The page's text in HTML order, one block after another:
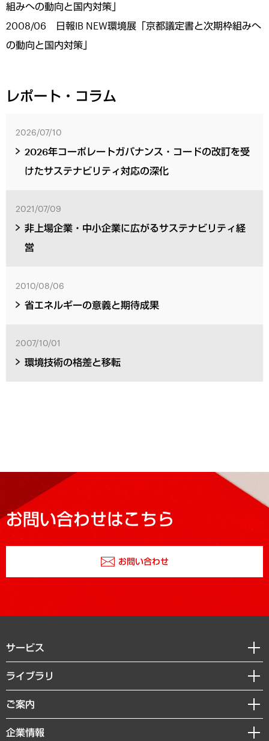
組みへの動向と国内対策」
2008/06 日報IB NEW環境展「京都議定書と次期枠組みへ
の動向と国内対策」
レポート・コラム
2026/07/10
2026年コーポレートガバナンス・コードの改訂を受
けたサステナビリティ対応の深化
2021/07/09
非上場企業・中小企業に広がるサステナビリティ経
営
2010/08/06
省エネルギーの意義と期待成果
2007/10/01
環境技術の格差と移転
お問い合わせはこちら
お問い合わせ
サービス
経営戦略
組織・人事戦略
デジタルイノベーション
ライブラリ
経済調査
レポート
コラム
ご案内
セミナー・イベント情報
企業情報